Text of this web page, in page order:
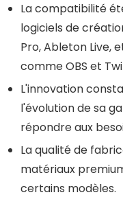
La compatibilité
logiciels de
Pro, Ableton Live,
comme OBS et
L'innovation
l'évolution de sa
répondre aux
La qualité de
matériaux
certains modèles.